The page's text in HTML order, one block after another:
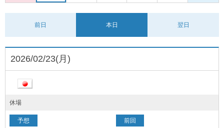
前日 本日 翌日
2026/02/23(月)
休場